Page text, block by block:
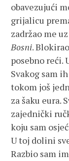
obavezujući
grijalicu
zadržao me
Bosni.
posebno reći.
Svakog sam
tokom još
za šaku eura.
zajednički
koju sam
U toj dolini
Razbio sam